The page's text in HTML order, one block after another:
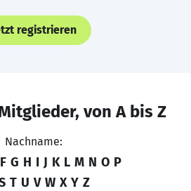
registrieren
von A bis Z
Nachname:
F G H I J K L M N O P
T U V W X Y Z